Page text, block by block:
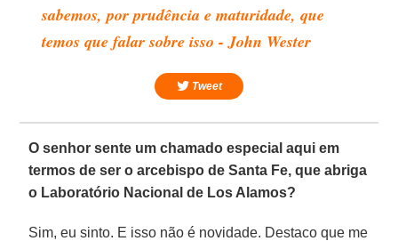
sabemos, por prudência e maturidade, que
temos que falar sobre isso - John Wester
Tweet
O senhor sente um chamado especial aqui em
termos de ser o arcebispo de Santa Fe, que abriga
o Laboratório Nacional de Los Alamos?
Sim, eu sinto. E isso não é novidade. Destaco que me